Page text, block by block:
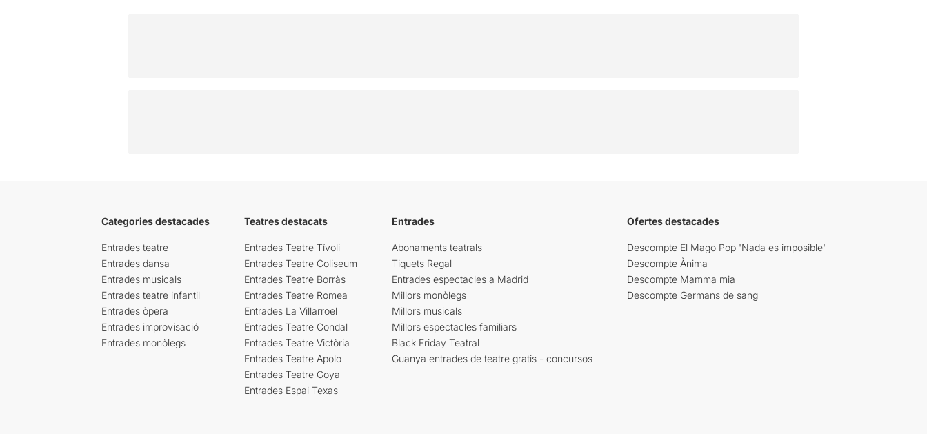
Categories destacades
Entrades teatre
Entrades dansa
Entrades musicals
Entrades teatre infantil
Entrades òpera
Entrades improvisació
Entrades monòlegs
Teatres destacats
Entrades Teatre Tívoli
Entrades Teatre Coliseum
Entrades Teatre Borràs
Entrades Teatre Romea
Entrades La Villarroel
Entrades Teatre Condal
Entrades Teatre Victòria
Entrades Teatre Apolo
Entrades Teatre Goya
Entrades Espai Texas
Entrades
Abonaments teatrals
Tiquets Regal
Entrades espectacles a Madrid
Millors monòlegs
Millors musicals
Millors espectacles familiars
Black Friday Teatral
Guanya entrades de teatre gratis - concursos
Ofertes destacades
Descompte El Mago Pop 'Nada es imposible'
Descompte Ànima
Descompte Mamma mia
Descompte Germans de sang